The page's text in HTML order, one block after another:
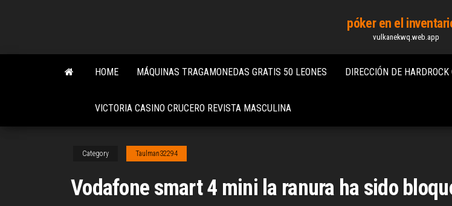
content
póker en el
vulkanekwq.web.app
HOME MÁQUINAS TRAGAMONEDAS GRATIS 50 LEONES DIRECCIÓN DE
VICTORIA CASINO CRUCERO REVISTA MASCULINA
Category Taulman32294
Vodafone smart 4 mini la ranura ha sido